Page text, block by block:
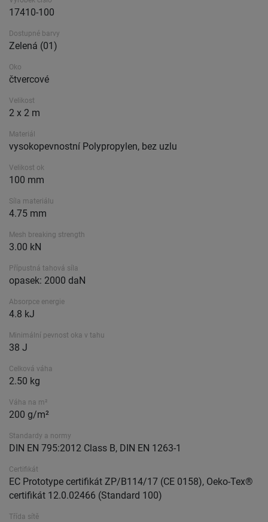
17410-100
Dostupné barvy
Zelená (01)
Oko
čtvercové
Velikost
2 x 2 m
Materiál
vysokopevnostní Polypropylen, bez uzlu
Velikost ok
100 mm
Síla materiálu
4.75 mm
Mesh breaking strength
3.00 kN
Přípustná tahová síla
opasek: 2000 daN
Absorpce energie
4.8 kJ
Minimální pevnost oka v tahu
38 J
Celková váha
2.50 kg
Váha na m²
200 g/m²
Standardy a normy
DIN EN 795:2012 Class B, DIN EN 1263-1
Certifikát
EC Prototype certifikát ZP/B114/17 (CE 0158), Oeko-Tex®
certifikát 12.0.02466 (Standard 100)
Třída sítě